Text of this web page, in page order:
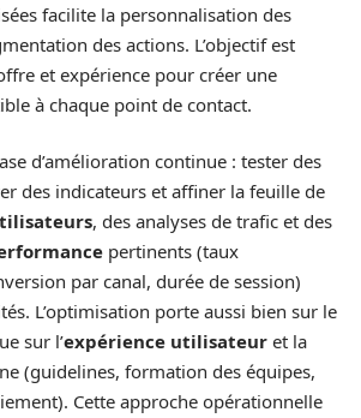
facilite la personnalisation des
des actions. L’objectif est
et expérience pour créer une
à chaque point de contact.
d’amélioration continue : tester des
des indicateurs et affiner la feuille de
, des analyses de trafic et des
pertinents (taux
par canal, durée de session)
L’optimisation porte aussi bien sur le
sur l’expérience utilisateur et la
(guidelines, formation des équipes,
Cette approche opérationnelle